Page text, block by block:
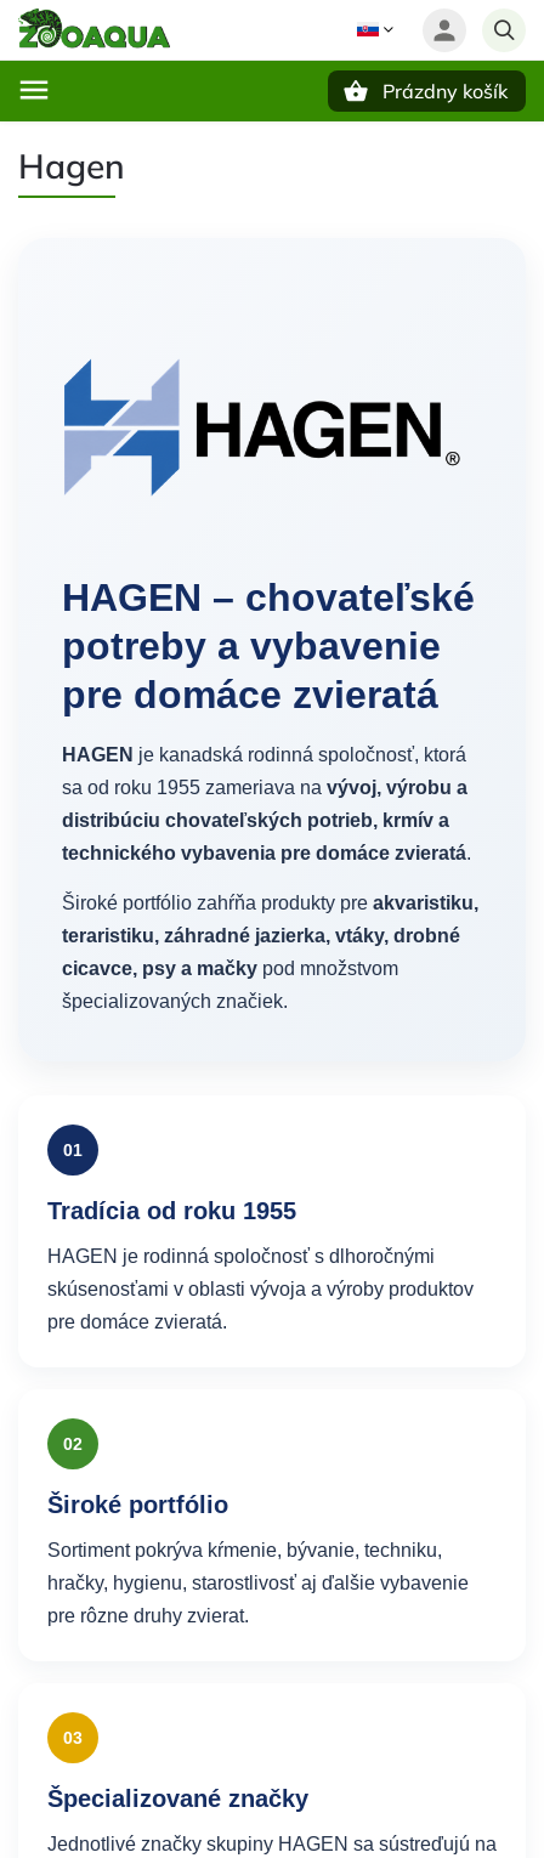
Prázdny košík
Hagen
HAGEN – chovateľské
potreby a vybavenie
pre domáce zvieratá
HAGEN je kanadská rodinná spoločnosť, ktorá
sa od roku 1955 zameriava na vývoj, výrobu a
distribúciu chovateľských potrieb, krmív a
technického vybavenia pre domáce zvieratá.
Široké portfólio zahŕňa produkty pre akvaristiku,
teraristiku, záhradné jazierka, vtáky, drobné
cicavce, psy a mačky pod množstvom
špecializovaných značiek.
01
Tradícia od roku 1955
HAGEN je rodinná spoločnosť s dlhoročnými
skúsenosťami v oblasti vývoja a výroby produktov
pre domáce zvieratá.
02
Široké portfólio
Sortiment pokrýva kŕmenie, bývanie, techniku,
hračky, hygienu, starostlivosť aj ďalšie vybavenie
pre rôzne druhy zvierat.
03
Špecializované značky
Jednotlivé značky skupiny HAGEN sa sústreďujú na